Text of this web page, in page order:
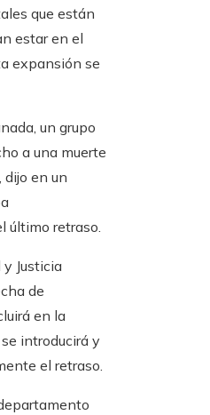
que están
estar en el
expansión se
un grupo
a una muerte
en un
último retraso.
Justicia
de
en la
introducirá y
el retraso.